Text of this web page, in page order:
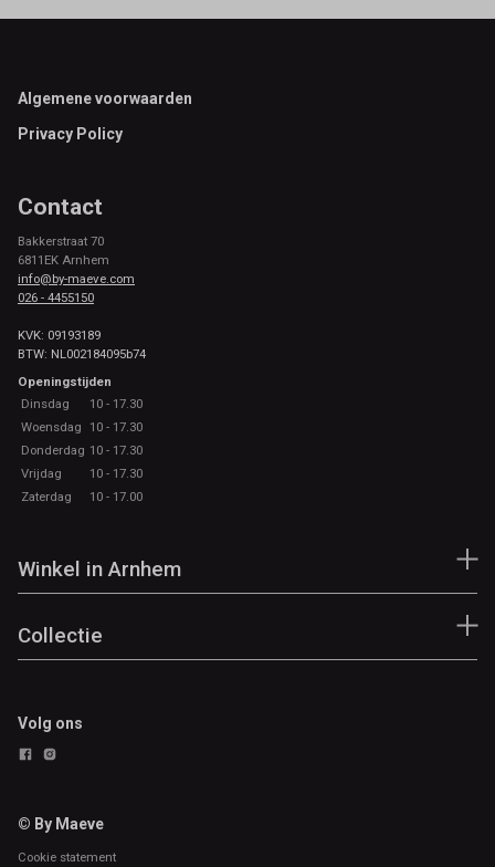
Footer
Algemene voorwaarden
Privacy Policy
Contact
Bakkerstraat 70
6811EK Arnhem
info@by-maeve.com
026 - 4455150
KVK: 09193189
BTW: NL002184095b74
Openingstijden
Dinsdag
10 - 17.30
Woensdag
10 - 17.30
Donderdag 10 - 17.30
Vrijdag
10 - 17.30
Zaterdag
10 - 17.00
Winkel in Arnhem
Collectie
Volg ons
© By Maeve
Cookie statement